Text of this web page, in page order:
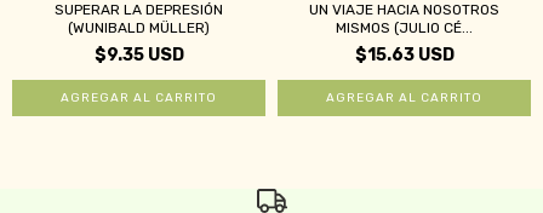
SUPERAR LA DEPRESIÓN
(WUNIBALD MÜLLER)
$9.35 USD
UN VIAJE HACIA NOSOTROS
MISMOS (JULIO CÉ...
$15.63 USD